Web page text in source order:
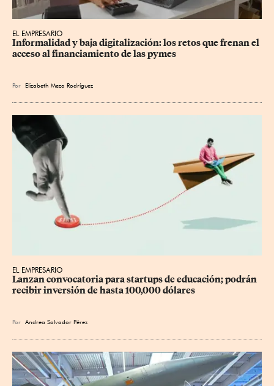
EL EMPRESARIO
Informalidad y baja digitalización: los retos que frenan el
acceso al financiamiento de las pymes
Por Elizabeth Meza Rodríguez
EL EMPRESARIO
Lanzan convocatoria para startups de educación; podrán
recibir inversión de hasta 100,000 dólares
Por Andrea Salvador Pérez